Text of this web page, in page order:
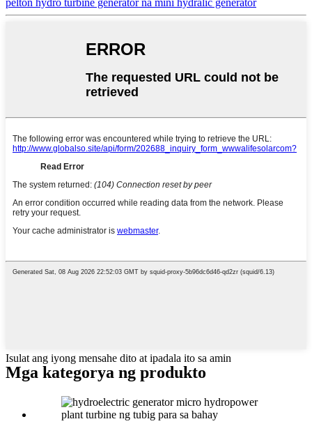
pelton hydro turbine generator na mini hydralic generator
Isulat ang iyong mensahe dito at ipadala ito sa amin
Mga kategorya ng produkto